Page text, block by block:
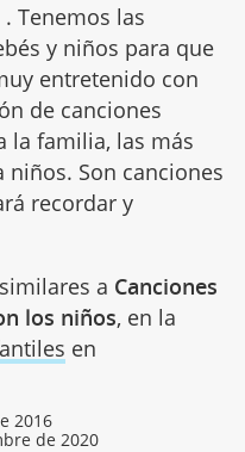
. Tenemos las
y niños para que
entretenido con
de canciones
la familia, las más
Son canciones
recordar y
a Canciones
los niños, en la
en
2016
de 2020